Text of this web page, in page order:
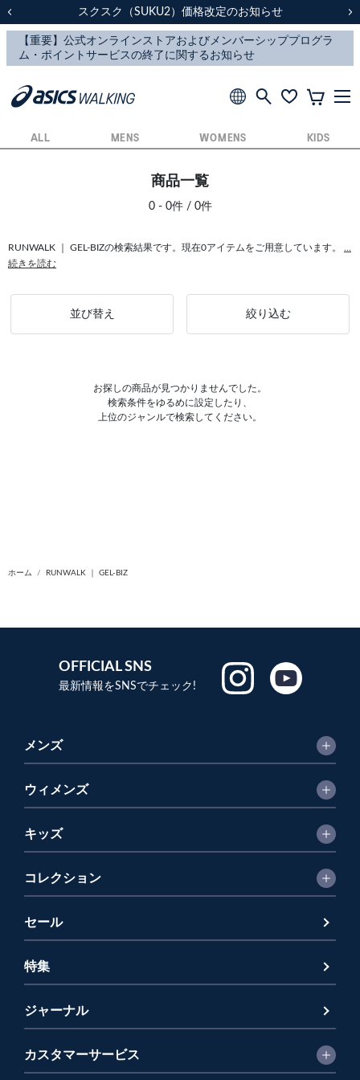
スクスク（SUKU2）価格改定のお知らせ
配送に関するお知らせ
スクスク（SUKU2）価格改定のお知らせ
配送に関するお知らせ
ALL MENS WOMENS KIDS
商品一覧
0 - 0件 / 0件
RUNWALK ｜ GEL-BIZの検索結果です。現在0アイテムをご用意しています。
続きを読む
並び替え 絞り込む
お探しの商品が見つかりませんでした。
検索条件をゆるめに設定したり、
上位のジャンルで検索してください。
ホーム RUNWALK ｜ GEL-BIZ
OFFICIAL SNS
最新情報をSNSでチェック!
メンズ
ウィメンズ
キッズ
コレクション
セール
特集
ジャーナル
カスタマーサービス